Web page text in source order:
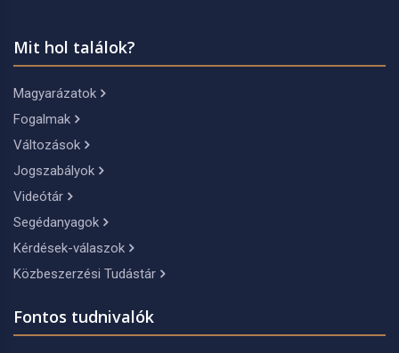
Mit hol találok?
Magyarázatok
Fogalmak
Változások
Jogszabályok
Videótár
Segédanyagok
Kérdések-válaszok
Közbeszerzési Tudástár
Fontos tudnivalók